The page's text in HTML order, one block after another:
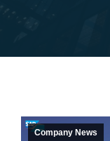
Company News